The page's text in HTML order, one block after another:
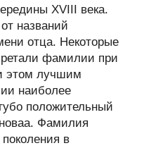
XVIII века.
названий
отца. Некоторые
фамилии при
этом лучшим
наиболее
положительный
Фамилия
в